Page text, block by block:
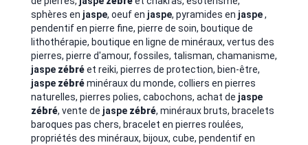
sphères en jaspe, oeuf en jaspe, pyramides en jaspe,
pendentif en pierre fine, pierre de soin, boutique de
lithothérapie, boutique en ligne de minéraux, vertus des
pierres, pierre d'amour, fossiles, talisman, chamanisme,
jaspe zébréet reiki, pierres de protection, bien-être,
jaspe zébréminéraux du monde, colliers en pierres
naturelles, pierres polies, cabochons, achat de jaspe
zébré, vente de jaspe zébré, minéraux bruts, bracelets
baroques pas chers, bracelet en pierres roulées,
propriétés des minéraux, bijoux, cube, pendentif en